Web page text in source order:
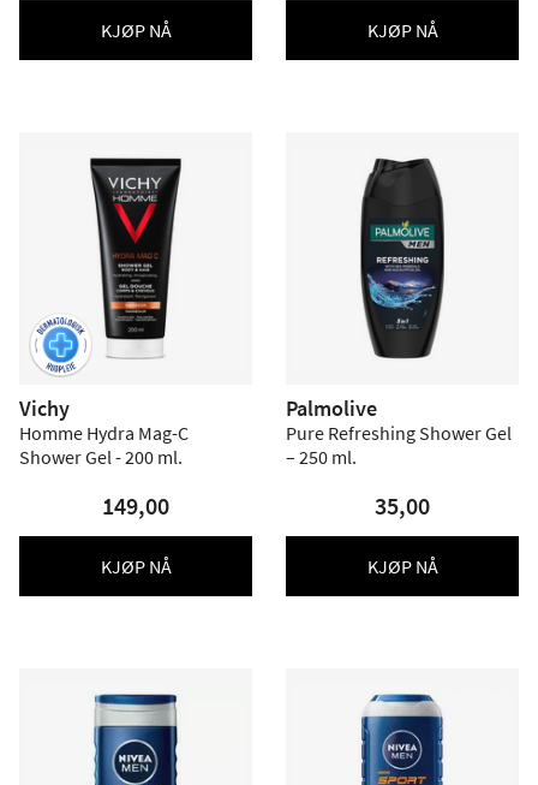
KJØP NÅ KJØP NÅ
Vichy
Homme Hydra Mag-C
Shower Gel - 200 ml.
149,00
KJØP NÅ
Palmolive
Pure Refreshing Shower Gel
– 250 ml.
35,00
KJØP NÅ